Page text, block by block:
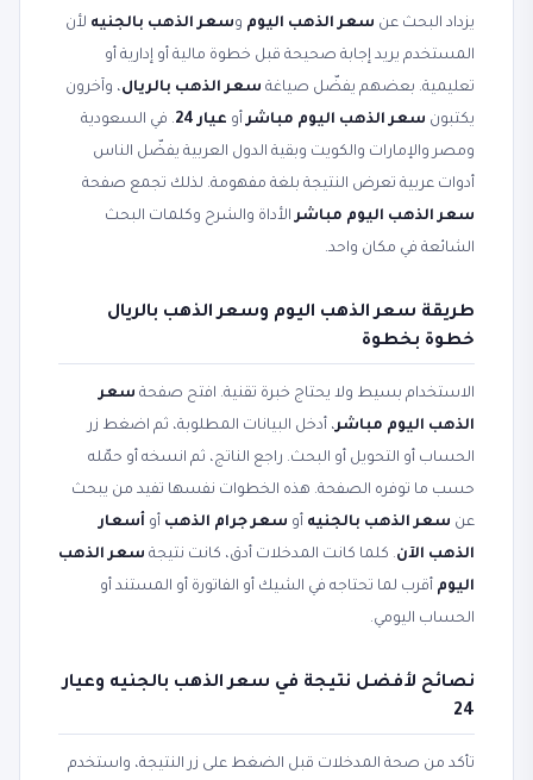
يزداد البحث عن سعر الذهب اليوم وسعر الذهب بالجنيه لأن
المستخدم يريد إجابة صحيحة قبل خطوة مالية أو إدارية أو
تعليمية. بعضهم يفضّل صياغة سعر الذهب بالريال، وآخرون
يكتبون سعر الذهب اليوم مباشرأو عيار 24
. في السعودية
ومصر والإمارات والكويت وبقية الدول العربية يفضّل الناس
أدوات عربية تعرض النتيجة بلغة مفهومة. لذلك تجمع صفحة
سعر الذهب اليوم مباشرالأداة والشرح وكلمات البحث
الشائعة في مكان واحد.
طريقة سعر الذهب اليوم وسعر الذهب بالريال
خطوة بخطوة
الاستخدام بسيط ولا يحتاج خبرة تقنية. افتح صفحة سعر
الذهب اليوم مباشر، أدخل البيانات المطلوبة، ثم اضغط زر
الحساب أو التحويل أو البحث. راجع الناتج، ثم انسخه أو حمّله
حسب ما توفره الصفحة. هذه الخطوات نفسها تفيد من يبحث
عن سعر الذهب بالجنيه أو سعر جرام الذهب أو أسعار
الذهب الآن. كلما كانت المدخلات أدق، كانت نتيجة سعر الذهب
اليوم أقرب لما تحتاجه في الشيك أو الفاتورة أو المستند أو
الحساب اليومي.
نصائح لأفضل نتيجة في سعر الذهب بالجنيه وعيار
24
تأكد من صحة المدخلات قبل الضغط على زر النتيجة، واستخدم